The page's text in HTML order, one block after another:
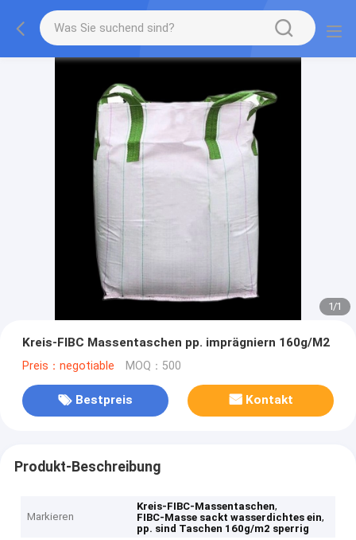
1/1
Kreis-FIBC Massentaschen pp. imprägniern 160g/M2
Preis：negotiable MOQ：500
Bestpreis Kontakt
Produkt-Beschreibung
Markieren
Kreis-FIBC-Massentaschen,
FIBC-Masse sackt wasserdichtes ein,
pp. sind Taschen 160g/m2 sperrig